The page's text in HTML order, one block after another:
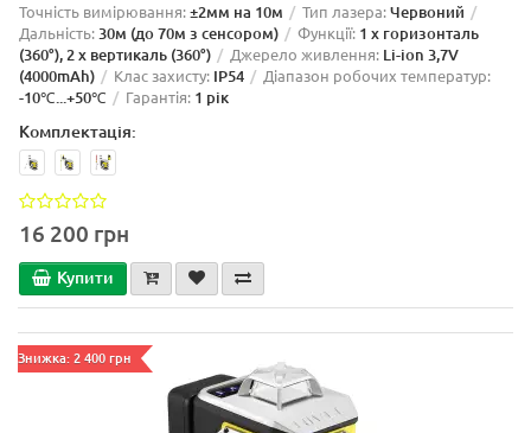
Точність вимірювання:±2мм на 10м Тип лазера:Червоний
Дальність:30м (до 70м з сенсором) Функції: 1 x горизонталь
(360°), 2 x вертикаль (360°)
Джерело живлення: Li-ion 3,7V
(4000mAh)
Клас захисту: IP54 Діапазон робочих температур:
-10℃...+50℃ Гарантія: 1 рік
Комплектація:
16 200 грн
Купити
Знижка: 2 400 грн